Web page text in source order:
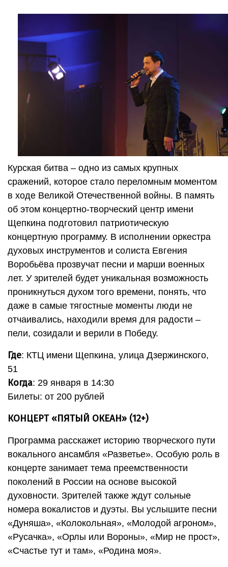
Курская битва – одно из самых крупных
сражений, которое стало переломным моментом
в ходе Великой Отечественной войны. В память
об этом концертно-творческий центр имени
Щепкина подготовил патриотическую
концертную программу. В исполнении оркестра
духовых инструментов и солиста Евгения
Воробьёва прозвучат песни и марши военных
лет. У зрителей будет уникальная возможность
проникнуться духом того времени, понять, что
даже в самые тягостные моменты люди не
отчаивались, находили время для радости –
пели, созидали и верили в Победу.
Где: КТЦ имени Щепкина, улица Дзержинского,
51
Когда: 29 января в 14:30
Билеты: от 200 рублей
КОНЦЕРТ «ПЯТЫЙ ОКЕАН» (12+)
Программа расскажет историю творческого пути
вокального ансамбля «Разветье». Особую роль в
концерте занимает тема преемственности
поколений в России на основе высокой
духовности. Зрителей также ждут сольные
номера вокалистов и дуэты. Вы услышите песни
«Дуняша», «Колокольная», «Молодой агроном»,
«Русачка», «Орлы или Вороны», «Мир не прост»,
«Счастье тут и там», «Родина моя».